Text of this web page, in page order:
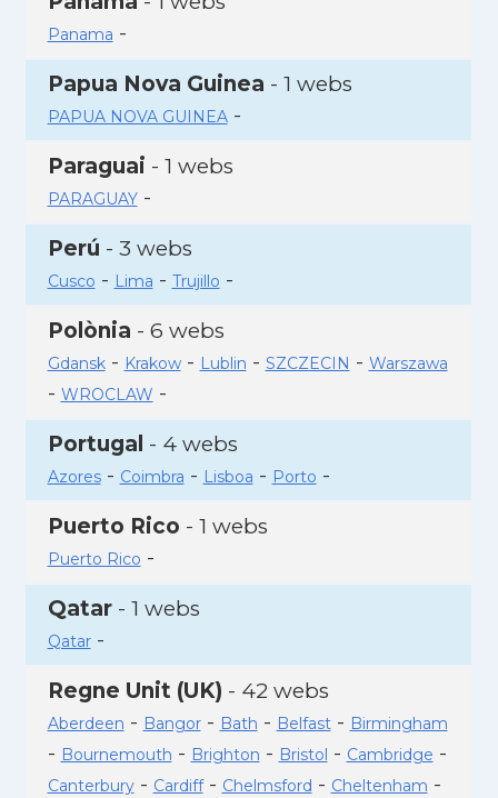
Panama -
Papua Nova Guinea - 1 webs
PAPUA NOVA GUINEA-
Paraguai - 1 webs
PARAGUAY-
Perú - 3 webs
Cusco - Lima - Trujillo -
Polònia - 6 webs
Gdansk- Krakow- Lublin - SZCZECIN - Warszawa
- WROCLAW -
Portugal - 4 webs
Azores- Coimbra - Lisboa - Porto -
Puerto Rico - 1 webs
Puerto Rico -
Qatar- 1 webs
Qatar-
Regne Unit (UK) - 42 webs
Aberdeen - Bangor- Bath - Belfast- Birmingham
- Bournemouth - Brighton - Bristol - Cambridge -
Canterbury- Cardiff- Chelmsford - Cheltenham -